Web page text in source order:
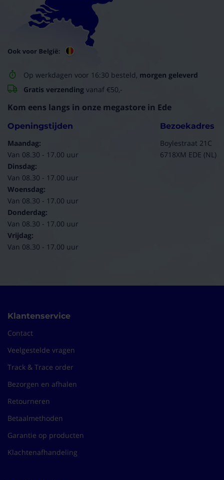
Op werkdagen voor 16:30 besteld, morgen geleverd
Gratis verzending vanaf €50,-
Kom eens langs in onze megastore in Ede
Openingstijden
Maandag:
Van 08.30 - 17.00 uur
Dinsdag:
Van 08.30 - 17.00 uur
Woensdag:
Van 08.30 - 17.00 uur
Donderdag:
Van 08.30 - 17.00 uur
Vrijdag:
Van 08.30 - 17.00 uur
Bezoekadres
Boylestraat 21C
6718XM EDE (NL)
Klantenservice
Contact
Veelgestelde vragen
Track & Trace order
Bezorgen en afhalen
Retourneren
Betaalmethoden
Garantie op producten
Klachtenafhandeling